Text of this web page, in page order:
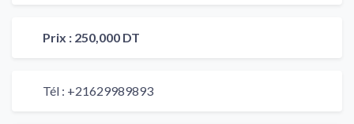
Prix : 250,000 DT
Tél : +21629989893